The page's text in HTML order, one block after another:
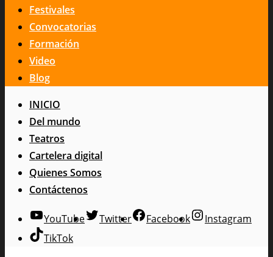
Festivales
Convocatorias
Formación
Video
Blog
INICIO
Del mundo
Teatros
Cartelera digital
Quienes Somos
Contáctenos
YouTube Twitter Facebook
Instagram
TikTok